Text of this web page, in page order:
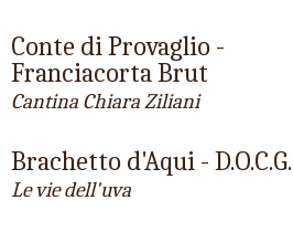
Conte di Provaglio -
Franciacorta Brut
Cantina Chiara Ziliani
Brachetto d'Aqui - D.O.C.G.
Le vie dell'uva